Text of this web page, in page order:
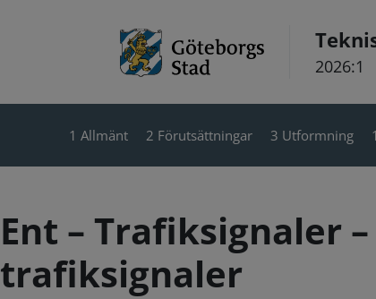
2026:1
1 Allmänt 2 Förutsättningar 3 Utformning
Ent – Trafiksignaler
trafiksignaler